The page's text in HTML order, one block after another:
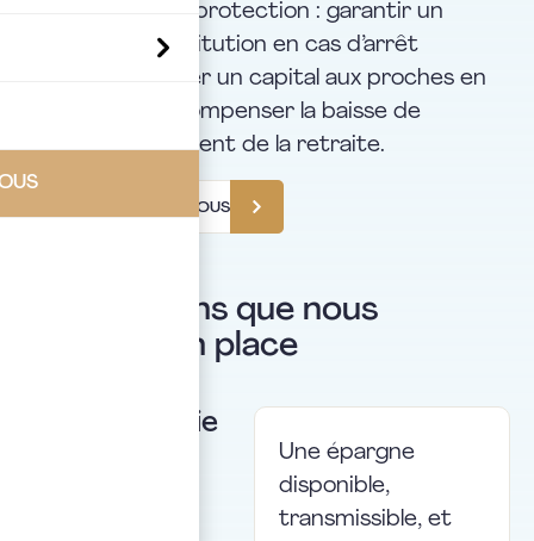
mécanismes de protection : garantir un
revenu de substitution en cas d’arrêt
d’activité, assurer un capital aux proches en
cas de décès, compenser la baisse de
revenus au moment de la retraite.
PRENDRE RENDEZ-VOUS
Les solutions que nous
mettons en place
Assurance-vie
Une épargne
disponible,
transmissible, et